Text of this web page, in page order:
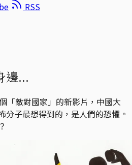
RSS
邊...
「敵對國家」的新影片，中國大
分子最想得到的，是人們的恐懼。